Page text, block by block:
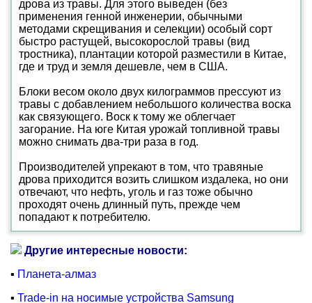
дрова из травы. Для этого выведен (без
применения генной инженерии, обычными
методами скрещивания и селекции) особый сорт
быстро растущей, высокорослой травы (вид
тростника), плантации которой разместили в Китае,
где и труд и земля дешевле, чем в США.
Блоки весом около двух килограммов прессуют из
травы с добавлением небольшого количества воска
как связующего. Воск к тому же облегчает
загорание. На юге Китая урожай топливной травы
можно снимать два-три раза в год.
Производителей упрекают в том, что травяные
дрова приходится возить слишком издалека, но они
отвечают, что нефть, уголь и газ тоже обычно
проходят очень длинный путь, прежде чем
попадают к потребителю.
Другие интересные новости:
▪ Планета-алмаз
▪ Trade-in на носимые устройства Samsung